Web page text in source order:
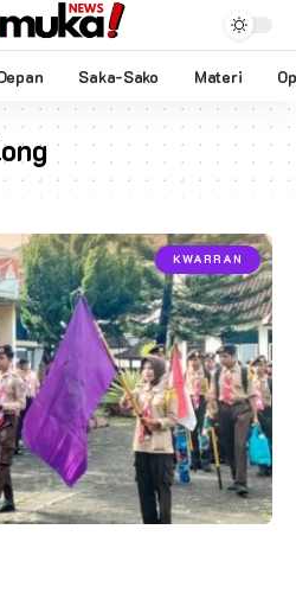
Saka-Sako Materi
KWARRAN